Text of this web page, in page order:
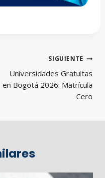
SIGUIENTE
Universidades Gratuitas
en Bogotá 2026: Matrícula
Cero